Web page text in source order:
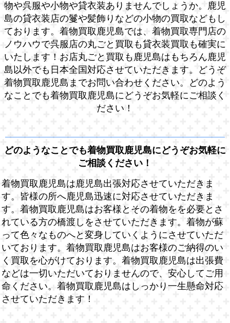
物や呉服や小物や貸衣装ありませんでしょうか。鹿児
島の貸衣装店の鬘や髪飾りなどの小物の買取などもし
ております。着物買取鹿児島では、着物買取専門店の
ノウハウで呉服店の丸ごと買取も貸衣装買取も確実に
いたします！お店丸ごと買取も鹿児島はもちろん鹿児
島以外でも日本全国対応させていただきます。どうぞ
着物買取鹿児島までお問い合わせください。どのよう
なことでも着物買取鹿児島にどうぞお気軽にご相談く
ださい！
どのようなことでも着物買取鹿児島にどうぞお気軽に
ご相談ください！
着物買取鹿児島は鹿児島出張対応させていただきま
す。皆様の所へ鹿児島迅速に対応させていただきま
す。着物買取鹿児島はお客様とその着物をを必要とさ
れている方の橋渡しをさせていただきます。着物が蘇
って色々なものへと変身していくようにさせていただ
いております。着物買取鹿児島はお客様のご納得のい
く買取を心がけております。着物買取鹿児島は出張費
などは一切いただいておりませんので、安心してご用
命ください。着物買取鹿児島はしっかり一生懸命対応
させていただきます！